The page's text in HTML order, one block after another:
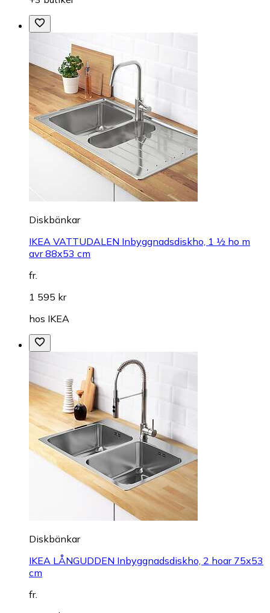
Diskbänkar
IKEA VATTUDALEN Inbyggnadsdiskho, 1 ½ ho m
avr 88x53 cm
fr.
1 595 kr
hos IKEA
Diskbänkar
IKEA LÅNGUDDEN Inbyggnadsdiskho, 2 hoar 75x53
cm
fr.